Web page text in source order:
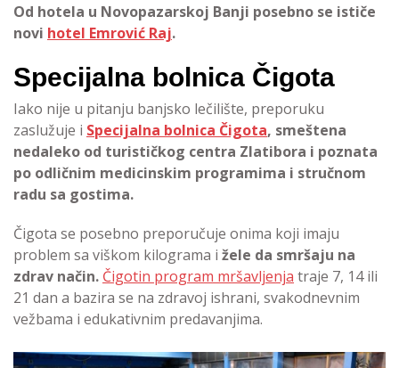
Od hotela u Novopazarskoj Banji posebno se ističe
novi hotel Emrović Raj.
Specijalna bolnica Čigota
Iako nije u pitanju banjsko lečilište, preporuku
zaslužuje i Specijalna bolnica Čigota, smeštena
nedaleko od turističkog centra Zlatibora i poznata
po odličnim medicinskim programima i stručnom
radu sa gostima.
Čigota se posebno preporučuje onima koji imaju
problem sa viškom kilograma i žele da smršaju na
zdrav način. Čigotin program mršavljenja traje 7, 14 ili
21 dan a bazira se na zdravoj ishrani, svakodnevnim
vežbama i edukativnim predavanjima.